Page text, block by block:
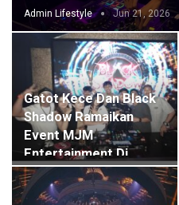
Admin Lifestyle Jun 21, 2026
Gatot Kece Dan Black
Shadow Ramaikan
Event MJM
Entertainment Di
NUMI…